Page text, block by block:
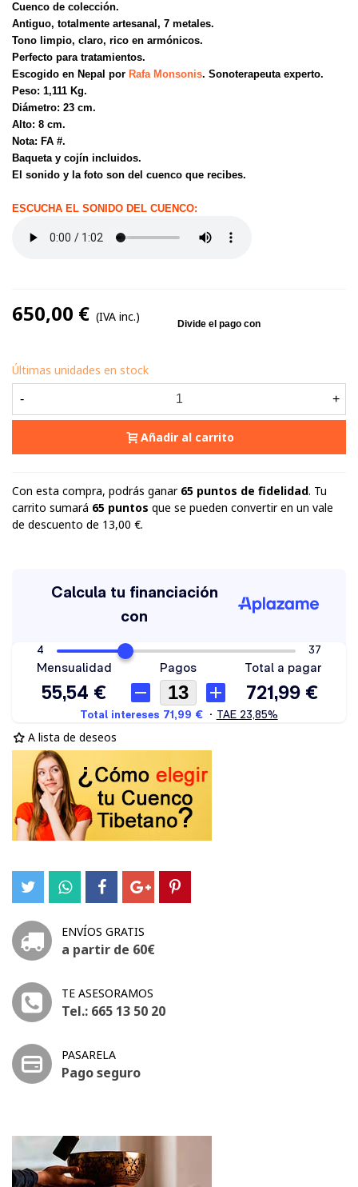
Cuenco de colección.
Antiguo, totalmente artesanal, 7 metales.
Tono limpio, claro, rico en armónicos.
Perfecto para tratamientos.
Escogido en Nepal por Rafa Monsonis. Sonoterapeuta experto.
Peso: 1,111 Kg.
Diámetro: 23 cm.
Alto: 8 cm.
Nota: FA #.
Baqueta y cojín incluidos.
El sonido y la foto son del cuenco que recibes.
ESCUCHA EL SONIDO DEL CUENCO:
650,00 € (IVA inc.)
Últimas unidades en stock
- +
Añadir al carrito
Con esta compra, podrás ganar 65 puntos de fidelidad. Tu
carrito sumará 65 puntos que se pueden convertir en un vale
de descuento de 13,00 €.
A lista de deseos
ENVÍOS GRATIS
a partir de 60€
TE ASESORAMOS
Tel.: 665 13 50 20
PASARELA
Pago seguro